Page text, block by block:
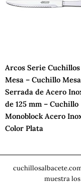
Arcos Serie
Mesa – Cuchillo
Serrada de Acero
de 125 mm – Cuchillo
Monoblock Acero
Color Plata
muestra